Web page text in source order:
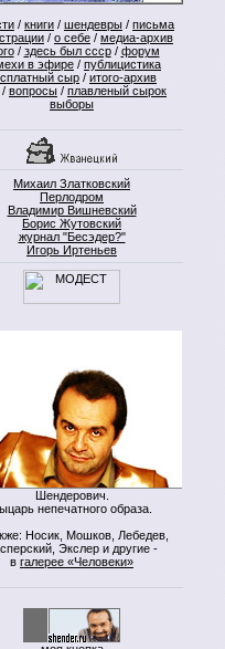
/ книги / шендевры / письма
/ о себе / медиа-архив
/ здесь был ссср/ форум
в эфире / публицистика
сыр / итого-архив
/ вопросы / плавленый сырок
выборы
Михаил Златковский
Перлодром
Владимир Вишневский
Борис Жутовский
журнал "Бесэдер?"
Игорь Иртеньев
Шендерович.
непечатного образа.
Носик, Мошков, Лебедев,
Экслер и другие -
в галерее «Человеки»